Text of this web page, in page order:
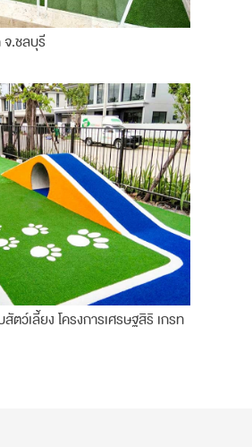
.ชลบุรี
ว์เลี้ยง โครงการเศรษฐสิริ เกรท